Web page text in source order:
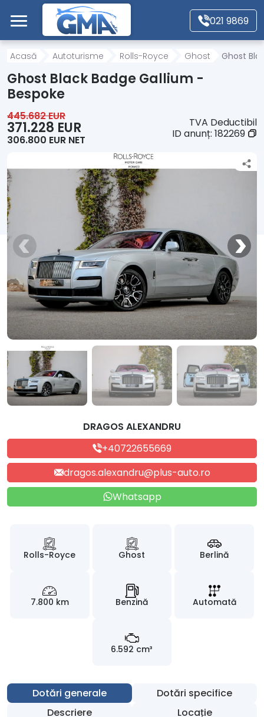
Mergi direct la conținutul principal
021 9869
Acasă
Autoturisme
Motociclete
Alte tipuri vehicule
Contact
Acasă Autoturisme Rolls-Royce Ghost Ghost
Ghost Black Badge Gallium -
Bespoke
445.682 EUR
371.228 EUR
306.800 EUR NET
TVA Deductibil
ID anunț: 182269
DRAGOS ALEXANDRU
+40722655669
dragos.alexandru@plus-auto.ro
Whatsapp
Rolls-Royce Ghost Berlină
7.800 km Benzină Automată
6.592 cm³
Dotări generale
Dotări specifice
Descriere
Locație